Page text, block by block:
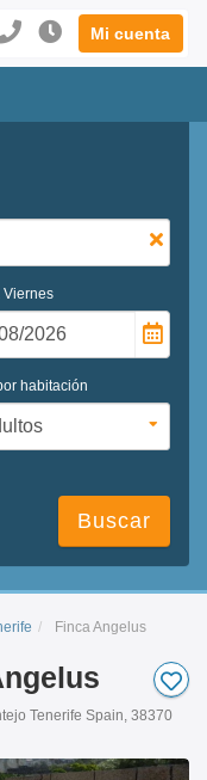
Mi cuenta
Viernes
habitación
Buscar
Finca Angelus
Tenerife Spain, 38370